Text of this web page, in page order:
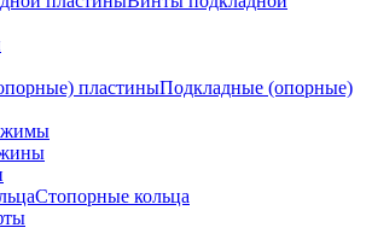
Подкладные (опорные)
Стопорные кольца